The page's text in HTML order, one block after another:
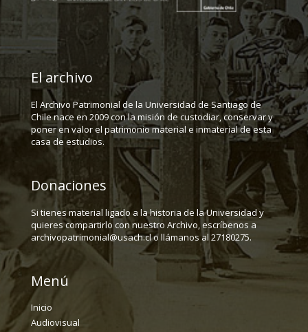
El archivo
El Archivo Patrimonial de la Universidad de Santiago de
Chile nace en 2009 con la misión de custodiar, conservar y
poner en valor el patrimonio material e inmaterial de esta
casa de estudios.
Donaciones
Si tienes material ligado a la historia de la Universidad y
quieres compartirlo con nuestro Archivo, escríbenos a
archivopatrimonial@usach.cl o llámanos al 27180275.
Menú
Inicio
Audiovisual